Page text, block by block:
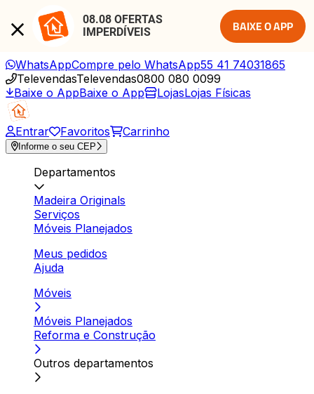
08.08 OFERTAS
IMPERDÍVEIS
BAIXE O APP
WhatsAppCompre pelo WhatsApp55 41 74031865
TelevendasTelevendas0800 080 0099
Baixe o AppBaixe o App LojasLojas Físicas
Entrar Favoritos Carrinho
Informe o seu CEP
Departamentos
Madeira Originals
Serviços
Móveis Planejados
Meus pedidos
Ajuda
Móveis
Móveis Planejados
Reforma e Construção
Outros departamentos